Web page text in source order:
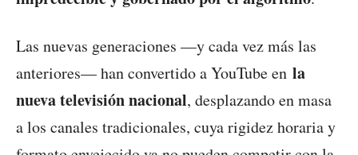
Las nuevas generaciones —y cada vez más las
anteriores— han convertido a YouTube en la
nueva televisión nacional, desplazando en masa
a los canales tradicionales, cuya rigidez horaria y